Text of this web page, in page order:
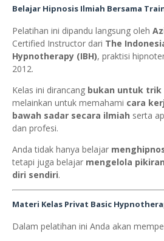
Belajar Hipnosis Ilmiah Bersama
Pelatihan ini dipandu langsung oleh
Certified Instructor dari The
Hypnotherapy (IBH), praktisi
2012.
Kelas ini dirancang bukan untuk
melainkan untuk memahami cara
bawah sadar secara ilmiah serta
dan profesi.
Anda tidak hanya belajar
tetapi juga belajar mengelola
diri sendiri.
Materi Kelas Privat Basic
Dalam pelatihan ini Anda akan